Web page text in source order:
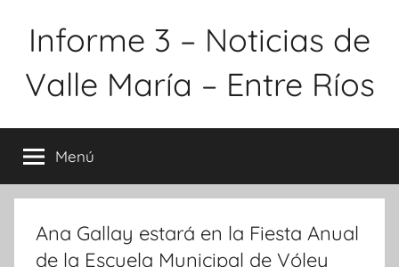
Informe 3 – Noticias de
Valle María – Entre Ríos
Menú
Ana Gallay estará en la Fiesta Anual
de la Escuela Municipal de Vóley